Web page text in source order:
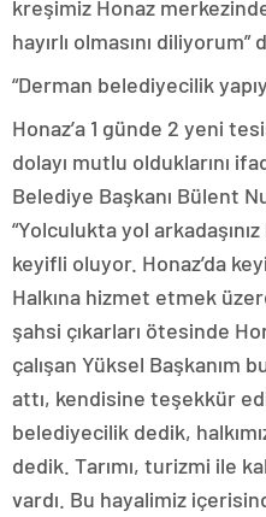
kreşimiz Honaz merkezinde
hayırlı olmasını diliyorum”
“Derman belediyecilik
Honaz’a 1 günde 2 yeni
dolayı mutlu olduklarını
Belediye Başkanı Bülent
“Yolculukta yol
keyifli oluyor. Honaz’da
Halkına hizmet etmek
şahsi çıkarları ötesinde
çalışan Yüksel Başkanım
attı, kendisine teşekkür
belediyecilik dedik,
dedik. Tarımı, turizmi ile
vardı. Bu hayalimiz